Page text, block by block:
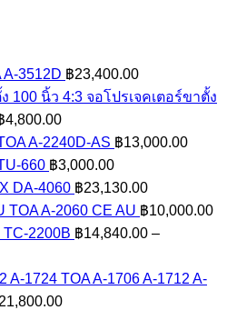
A-3512D ฿23,400.00
จอโปรเจคเตอร์ขาตั้ง
4,800.00
A-2240D-AS ฿13,000.00
660 ฿3,000.00
DA-4060 ฿23,130.00
TOA A-2060 CE AU ฿10,000.00
TC-2200B ฿14,840.00 –
TOA A-1706 A-1712 A-
21,800.00Price